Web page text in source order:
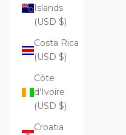
Islands
(USD $)
Costa Rica
(USD $)
Côte
d’Ivoire
(USD $)
Croatia